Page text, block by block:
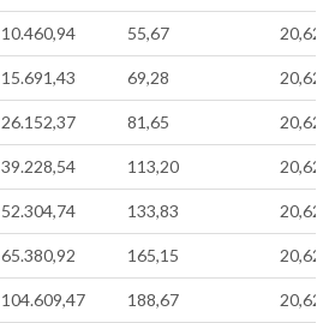
10.460,94 55,67 20,62
15.691,43 69,28 20,62
26.152,37 81,65 20,62
39.228,54 113,20 20,62
52.304,74 133,83 20,62
65.380,92 165,15 20,62
104.609,47 188,67 20,62